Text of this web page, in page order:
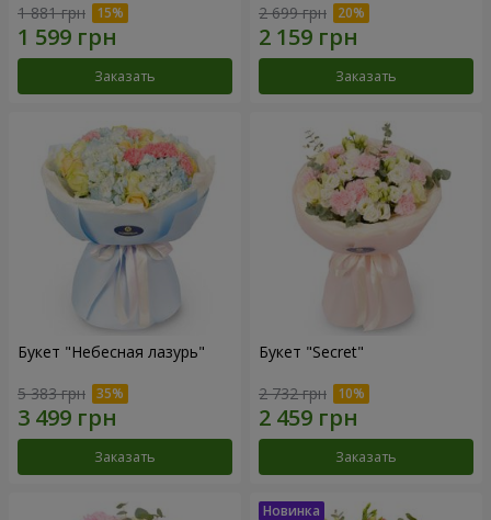
1 881 грн
Заказать
2 699 грн
Заказать
Букет "Небесная лазурь"
5 383 грн
Заказать
Букет "Secret"
2 732 грн
Заказать